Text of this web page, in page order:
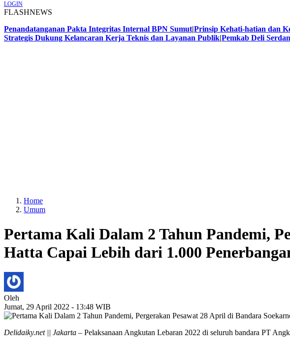
LOGIN
FLASHNEWS
Penandatanganan Pakta Integritas Internal BPN Sumut|Prinsip Kehati-hatian dan
Strategis Dukung Kelancaran Kerja Teknis dan Layanan Publik|Pemkab Deli
Home
Umum
Pertama Kali Dalam 2 Tahun Pandemi,
Hatta Capai Lebih dari 1.000
Oleh
Jumat, 29 April 2022 - 13:48 WIB
Delidaiky.net || Jakarta – Pelaksanaan Angkutan Lebaran 2022 di seluruh bandara PT